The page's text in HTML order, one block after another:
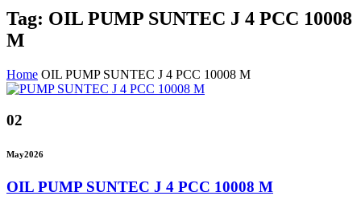
Tag: OIL PUMP SUNTEC J 4 PCC 10008
M
Home OIL PUMP SUNTEC J 4 PCC 10008 M
02
May2026
OIL PUMP SUNTEC J 4 PCC 10008 M